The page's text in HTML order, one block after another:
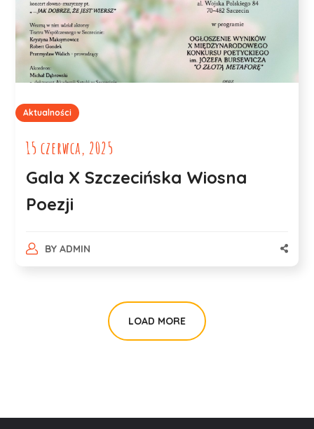
Aktualności
15 czerwca, 2025
Gala X Szczecińska Wiosna
Poezji
BY ADMIN
LOAD MORE